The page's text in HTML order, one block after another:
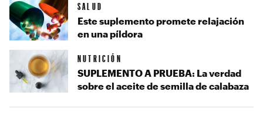
SALUD
Este suplemento promete relajación
en una píldora
NUTRICIÓN
SUPLEMENTO A PRUEBA: La verdad
sobre el aceite de semilla de calabaza